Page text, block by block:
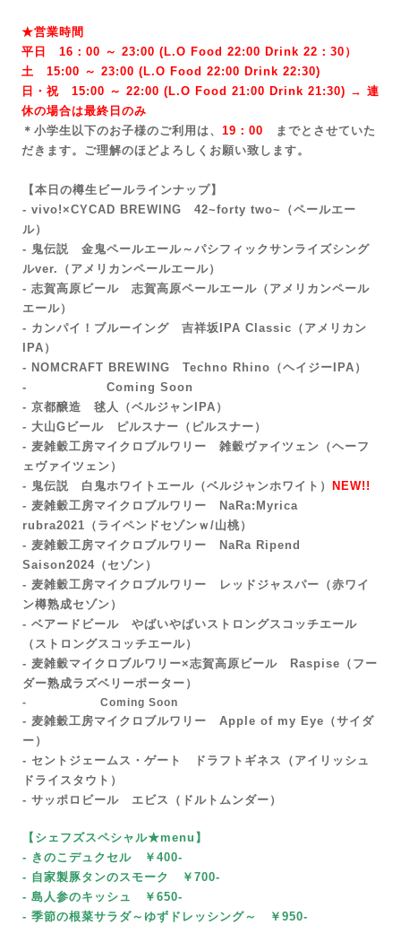
★営業時間
平日 16：00 ～ 23:00 (L.O Food 22:00 Drink 22：30）
土 15:00 ～ 23:00 ( L.O Food 22:00 Drink 22:30)
日・祝 15:00 ～ 22:00 ( L.O Food 21:00 Drink 21:30) → 連
休の場合は最終日のみ
＊小学生以下のお子様のご利用は、 19：00
までとさせていた
だきます。ご理解のほどよろしくお願い致します。
【本日の樽生ビールラインナップ】
- vivo!×CYCAD BREWING 42~forty two~
（ペールエー
ル）
- 鬼伝説 金鬼ペールエール～パシフィックサンライズシング
ルver.（アメリカンペールエール）
- 志賀高原ビール 志賀高原ペールエール （アメリカンペール
エール）
- カンパイ！ブルーイング 吉祥坂IPA Classic （アメリカン
IPA）
- NOMCRAFT BREWING Techno Rhino（ヘイジーIPA）
- Coming Soon
- 京都醸造 毬人（ベルジャンIPA）
- 大山Gビール ピルスナー（ピルスナー ）
- 麦雑穀工房マイクロブルワリー 雑穀ヴァイツェン（ヘーフ
ェヴァイツェン）
- 鬼伝説 白鬼ホワイトエール（ベルジャンホワイト ）
NEW!!
‐ 麦雑穀工房マイクロブルワリー NaRa:Myrica
rubra2021（ライペンドセゾンｗ/山桃）
- 麦雑穀工房マイクロブルワリー NaRa Ripend
Saison2024（セゾン）
- 麦雑穀工房マイクロブルワリー レッドジャスパー（赤ワイ
ン樽熟成セゾン）
- ベアードビール やばいやばいストロングスコッチエール
（ストロングスコッチエール）
- 麦雑穀マイクロブルワリー×志賀高原ビール Raspise（フー
ダー熟成ラズベリーポーター）
- Coming Soon
- 麦雑穀工房マイクロブルワリー Apple of my Eye（サイダ
ー）
- セントジェームス・ゲート ドラフトギネス（アイリッシュ
ドライスタウト）
- サッポロビール エビス（ドルトムンダー）
【シェフズスペシャル★menu 】
- きのこデュクセル ￥400-
- 自家製豚タンのスモーク
￥700-
- 島人参のキッシュ ￥650-
- 季節の根菜サラダ～ゆずドレッシング～
￥950-